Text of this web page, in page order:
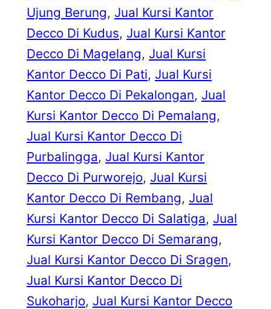
Ujung Berung, Jual Kursi Kantor
Decco Di Kudus, Jual Kursi Kantor
Decco Di Magelang, Jual Kursi
Kantor Decco Di Pati, Jual Kursi
Kantor Decco Di Pekalongan, Jual
Kursi Kantor Decco Di Pemalang
Jual Kursi Kantor Decco Di
Purbalingga, Jual Kursi Kantor
Decco Di Purworejo, Jual Kursi
Kantor Decco Di Rembang, Jual
Kursi Kantor Decco Di Salatiga, Jual
Kursi Kantor Decco Di Semarang
Jual Kursi Kantor Decco Di Sragen
Jual Kursi Kantor Decco Di
Sukoharjo, Jual Kursi Kantor Decco